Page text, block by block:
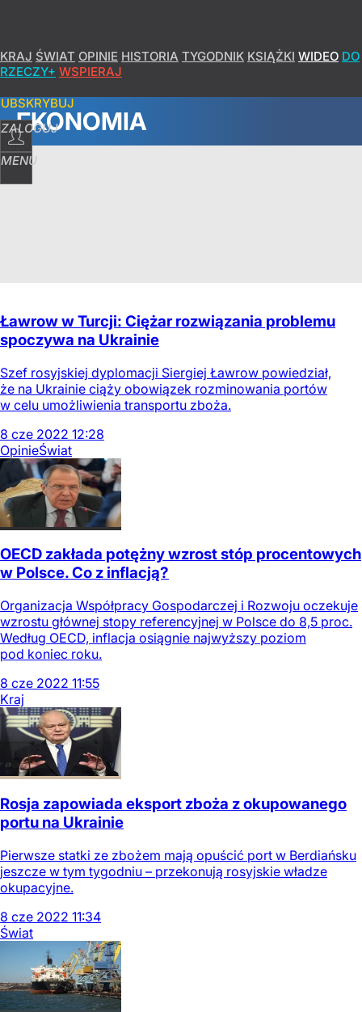
KRAJ ŚWIAT OPINIE HISTORIA TYGODNIK KSIĄŻKI WIDEO DO
RZECZY+ WSPIERAJ
ZALOGUJ
MENU
EKONOMIA
Ławrow w Turcji: Ciężar rozwiązania problemu
spoczywa na Ukrainie
Szef rosyjskiej dyplomacji Siergiej Ławrow powiedział,
że na Ukrainie ciąży obowiązek rozminowania portów
w celu umożliwienia transportu zboża.
8 cze 2022 12:28
OpinieŚwiat
OECD zakłada potężny wzrost stóp procentowych
w Polsce. Co z inflacją?
Organizacja Współpracy Gospodarczej i Rozwoju oczekuje
wzrostu głównej stopy referencyjnej w Polsce do 8,5 proc.
Według OECD, inflacja osiągnie najwyższy poziom
pod koniec roku.
8 cze 2022 11:55
Kraj
Rosja zapowiada eksport zboża z okupowanego
portu na Ukrainie
Pierwsze statki ze zbożem mają opuścić port w Berdiańsku
jeszcze w tym tygodniu – przekonują rosyjskie władze
okupacyjne.
8 cze 2022 11:34
Świat